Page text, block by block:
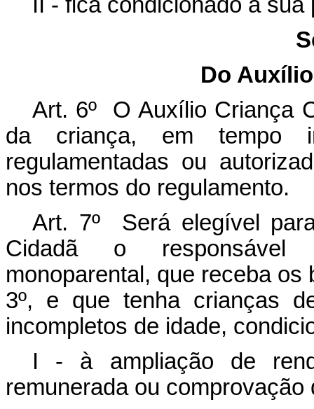
Do
Art. 6º O Auxílio Criança
da criança, em tempo
regulamentadas ou
nos termos do regulamento.
Art. 7º Será elegível
Cidadã o responsável
monoparental, que receba
3º, e que tenha crianças
incompletos de idade,
I - à ampliação de
remunerada ou